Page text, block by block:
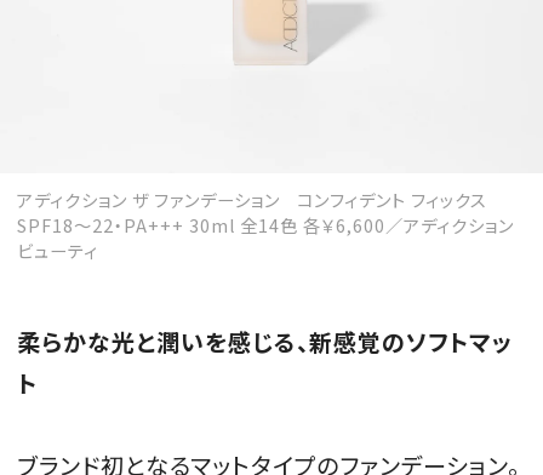
アディクション ザ ファンデーション コンフィデント フィックス
SPF18～22・PA+++ 30ml 全14色 各￥6,600／アディクション
ビューティ
柔らかな光と潤いを感じる、新感覚のソフトマッ
ト
ブランド初となるマットタイプのファンデーション。